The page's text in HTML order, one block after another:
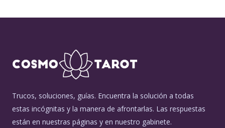
Trucos, soluciones, guías. Encuentra la solución a todas
estas incógnitas y la manera de afrontarlas. Las respuestas
están en nuestras páginas y en nuestro gabinete.